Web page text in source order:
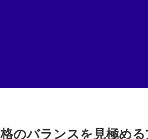
のバランスを見極め